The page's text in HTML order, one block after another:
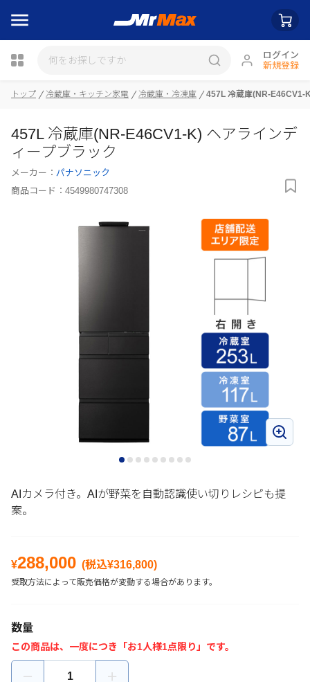
ログイン
新規登録
トップ 冷蔵庫・キッチン家電 冷蔵庫・冷凍庫 457L 冷蔵庫(NR-E46CV1-
457L 冷蔵庫(NR-E46CV1-K) ヘアラインデ
ィープブラック
メーカー： パナソニック
商品コード： 4549980747308
AIカメラ付き。AIが野菜を自動認識使い切りレシピも提
案。
¥288,000 (税込¥316,800)
受取方法によって販売価格が変動する場合があります。
数量
この商品は、一度につき「お1人様1点限り」です。